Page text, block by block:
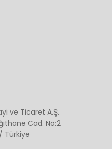
ve Ticaret A.Ş.
Cad. No:2
Türkiye